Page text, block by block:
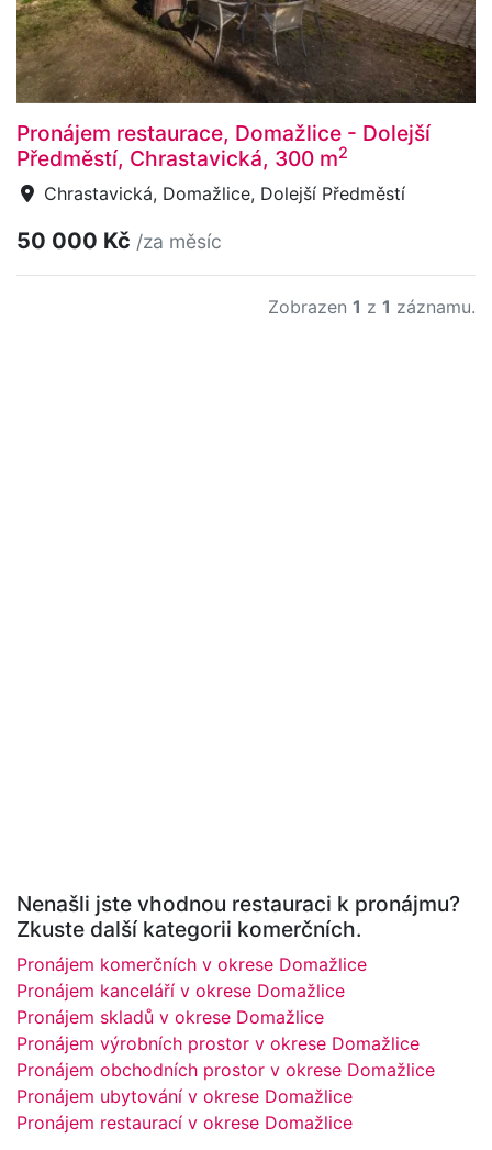
Pronájem restaurace, Domažlice - Dolejší
Předměstí, Chrastavická, 300 m2
Chrastavická, Domažlice, Dolejší Předměstí
50 000 Kč /za měsíc
Zobrazen 1 z 1 záznamu.
Nenašli jste vhodnou restauraci k pronájmu?
Zkuste další kategorii komerčních.
Pronájem komerčních v okrese Domažlice
Pronájem kanceláří v okrese Domažlice
Pronájem skladů v okrese Domažlice
Pronájem výrobních prostor v okrese Domažlice
Pronájem obchodních prostor v okrese Domažlice
Pronájem ubytování v okrese Domažlice
Pronájem restaurací v okrese Domažlice